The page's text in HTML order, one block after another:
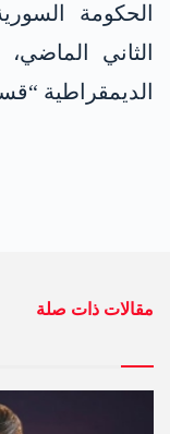
الثاني
الديمقراطية
مقالات ذات صلة